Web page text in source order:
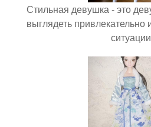
Стильная девушка - это
выглядеть привлекательно